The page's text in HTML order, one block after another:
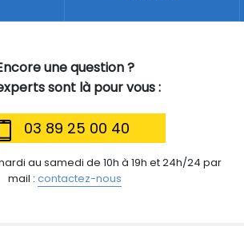
une question ?
sont là pour vous :
03 89 25 00 40
au samedi de 10h à 19h et 24h/24 par
mail : contactez-nous